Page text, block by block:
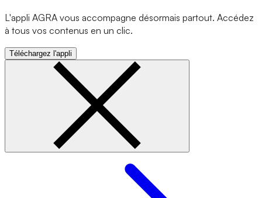
L'appli AGRA vous accompagne désormais partout. Accédez
à tous vos contenus en un clic.
Téléchargez l'appli